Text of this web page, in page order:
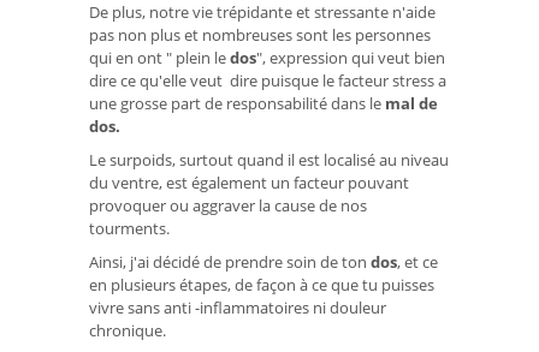
De plus, notre vie trépidante et stressante n'aide
pas non plus et nombreuses sont les personnes
qui en ont " plein ledos", expression qui veut bien
dire ce qu'elle veut dire puisque le facteur stress a
une grosse part de responsabilité dans le mal de
dos.
Le surpoids, surtout quand il est localisé au niveau
du ventre, est également un facteur pouvant
provoquer ou aggraver la cause de nos
tourments.
Ainsi, j'ai décidé de prendre soin de ton dos, et ce
en plusieurs étapes, de façon à ce que tu puisses
vivre sans anti -inflammatoires ni douleur
chronique.